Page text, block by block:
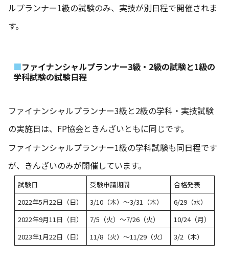
ルプランナー1級の試験のみ、実技が別日程で開催されま
す。
ファイナンシャルプランナー3級・2級の試験と1級の
学科試験の試験日程
ファイナンシャルプランナー3級と2級の学科・実技試験
の実施日は、FP協会ときんざいともに同じです。
ファイナンシャルプランナー1級の学科試験も同日程です
が、きんざいのみが開催しています。
試験日 受験申請期間
合格発表
2022年5月22日（日）
3/10（木）～3/31（木）
6/29（水）
2022年9月11日（日）
7/5（火）～7/26（火）
10/24（月）
2023年1月22日（日）
11/8（火）～11/29（火） 3/2（木）